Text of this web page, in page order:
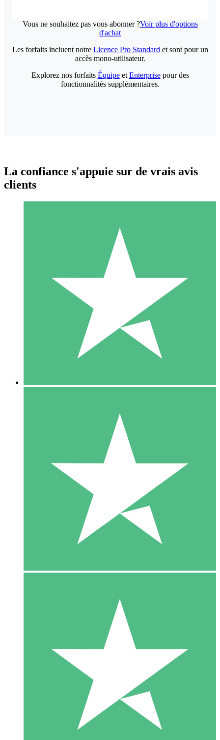
Vous ne souhaitez pas vous abonner ?Voir plus d'options
d'achat
Packs de Crédits Individuels
Payez à l'utilisation avec des crédits de téléchargement. Sans
1 Téléchargement
10 00
10 Téléchargements
20 00
Les forfaits incluent notre Licence Pro Standard et sont pour un
accès mono-utilisateur.
Explorez nos forfaits Équipeet Enterprisepour des
fonctionnalités supplémentaires.
La confiance s'appuie sur de vrais avis
clients